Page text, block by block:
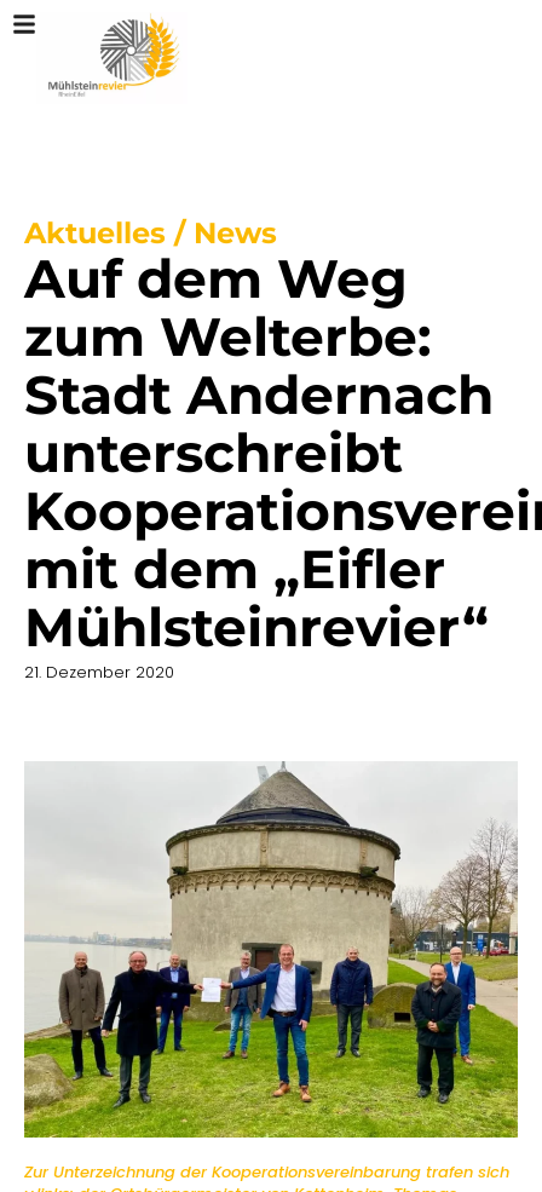
Aktuelles / News
Auf dem Weg
zum Welterbe:
Stadt Andernach
unterschreibt
mit dem „Eifler
Mühlsteinrevier“
21. Dezember 2020
Zur Unterzeichnung der Kooperationsvereinbarung trafen sich